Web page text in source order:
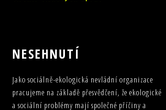
NESEHNUTÍ
Jako sociálně-ekologická nevládní organizace
pracujeme na základě přesvědčení, že ekologické
a sociální problémy mají společné příčiny a